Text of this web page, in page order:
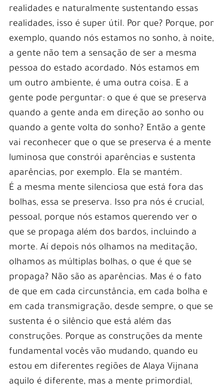
realidades e naturalmente sustentando essas
realidades, isso é super útil. Por que? Porque, por
exemplo, quando nós estamos no sonho, à noite,
a gente não tem a sensação de ser a mesma
pessoa do estado acordado. Nós estamos em
um outro ambiente, é uma outra coisa. E a
gente pode perguntar: o que é que se preserva
quando a gente anda em direção ao sonho ou
quando a gente volta do sonho? Então a gente
vai reconhecer que o que se preserva é a mente
luminosa que constrói aparências e sustenta
aparências, por exemplo. Ela se mantém.
É a mesma mente silenciosa que está fora das
bolhas, essa se preserva. Isso pra nós é crucial,
pessoal, porque nós estamos querendo ver o
que se propaga além dos bardos, incluindo a
morte. Aí depois nós olhamos na meditação,
olhamos as múltiplas bolhas, o que é que se
propaga? Não são as aparências. Mas é o fato
de que em cada circunstância, em cada bolha e
em cada transmigração, desde sempre, o que se
sustenta é o silêncio que está além das
construções. Porque as construções da mente
fundamental vocês vão mudando, quando eu
estou em diferentes regiões de Alaya Vijnana
aquilo é diferente, mas a mente primordial,